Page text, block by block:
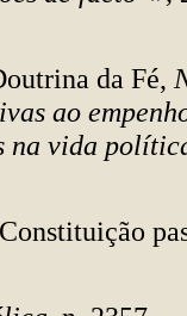
da Fé,
ao
na vida